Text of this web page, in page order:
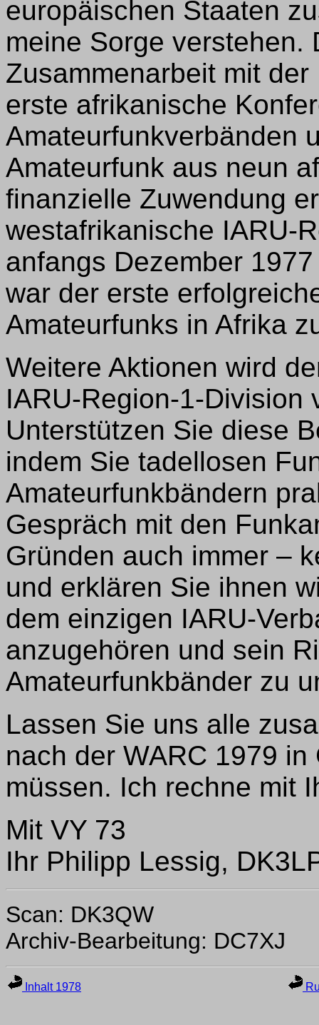
europäischen Staaten
meine Sorge verstehen.
Zusammenarbeit mit
erste afrikanische
Amateurfunkverbänden
Amateurfunk aus neun
finanzielle Zuwendung
westafrikanische IARU-
anfangs Dezember
war der erste
Amateurfunks in Afrika
Weitere Aktionen wird
IARU-Region-1-Division
Unterstützen Sie diese
indem Sie tadellosen
Amateurfunkbändern
Gespräch mit den
Gründen auch immer –
und erklären Sie ihnen
dem einzigen IARU-
anzugehören und sein
Amateurfunkbänder zu
Lassen Sie uns alle
nach der WARC 1979
müssen. Ich rechne mit
Mit VY 73
Ihr Philipp Lessig,
Scan: DK3QW
Archiv-Bearbeitung: DC7XJ
Inhalt 1978